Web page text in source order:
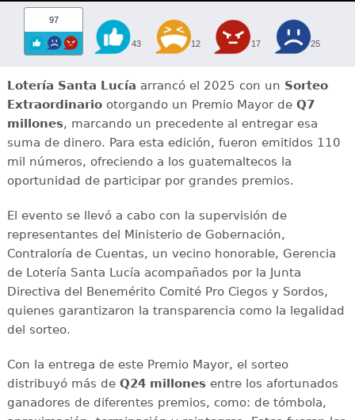
97
43 12 17 25
Lotería Santa Lucía arrancó el 2025 con un Sorteo
Extraordinariootorgando un Premio Mayor de Q7
millones, marcando un precedente al entregar esa
suma de dinero. Para esta edición, fueron emitidos 110
mil números, ofreciendo a los guatemaltecos la
oportunidad de participar por grandes premios.
El evento se llevó a cabo con la supervisión de
representantes del Ministerio de Gobernación,
Contraloría de Cuentas, un vecino honorable, Gerencia
de Lotería Santa Lucía acompañados por la Junta
Directiva del Benemérito Comité Pro Ciegos y Sordos,
quienes garantizaron la transparencia como la legalidad
del sorteo.
Con la entrega de este Premio Mayor, el sorteo
distribuyó más de Q24 millonesentre los afortunados
ganadores de diferentes premios, como: de tómbola,